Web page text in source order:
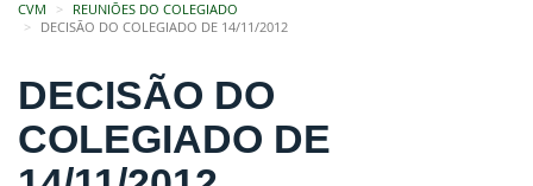
CVM
REUNIÕES DO COLEGIADO
DECISÃO DO COLEGIADO DE 14/11/2012
DECISÃO DO
COLEGIADO DE